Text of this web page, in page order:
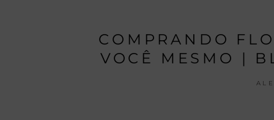
COMPRANDO
VOCÊ MESMO |